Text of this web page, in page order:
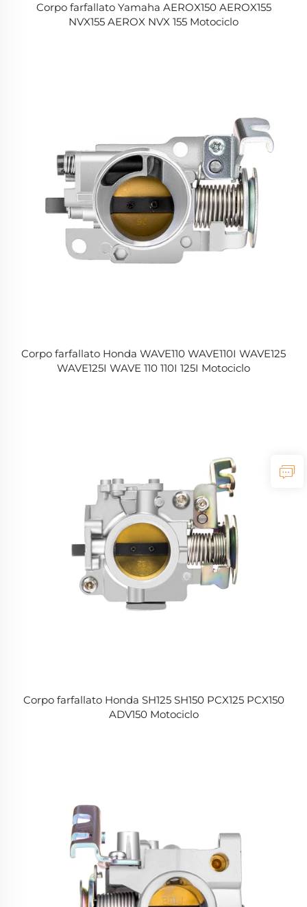
Corpo farfallato Yamaha AEROX150 AEROX155
NVX155 AEROX NVX 155 Motociclo
Corpo farfallato Honda WAVE110 WAVE110I WAVE125
WAVE125I WAVE 110 110I 125I Motociclo
Corpo farfallato Honda SH125 SH150 PCX125 PCX150
ADV150 Motociclo